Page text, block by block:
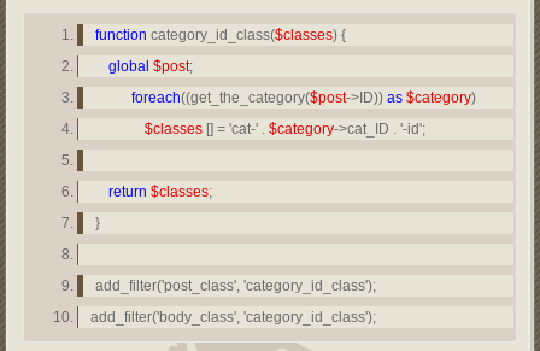
function category_id_class($classes) {
global $post;
foreach((get_the_category($post->ID)) as $category)
$classes[] = 'cat-' . $category->cat_ID . '-id';
return $classes;
}
add_filter('post_class', 'category_id_class');
add_filter('body_class', 'category_id_class');